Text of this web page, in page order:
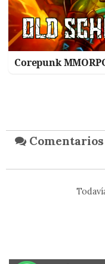
Corepunk
Comentarios